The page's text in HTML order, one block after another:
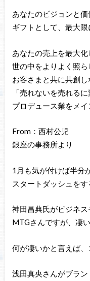
あなたのビジョンと価
ギフトとして、最大限
あなたの売上を最大化
世の中をよりよく照ら
お客さまと共に共創し
「売れないを売れるに
プロデュース業をメイ
From：西村公児
銀座の事務所より
1月も気が付けば半分
スタートダッシュを
神田昌典氏がビジネ
MTGさんですが、凄
何が凄いかと言えば、
浅田真央さんがブラ